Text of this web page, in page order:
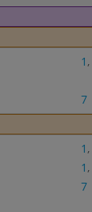
1 ,
7
1 ,
1 ,
7